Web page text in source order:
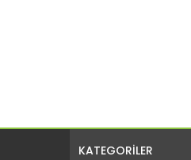
KATEGORİLER